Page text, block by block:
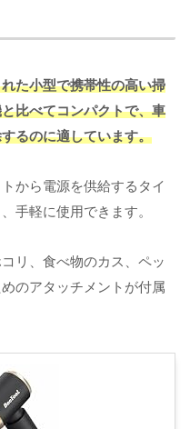
た小型で携帯性の高い掃
比べてコンパクトで、車
るのに適しています。
から電源を供給するタイ
手軽に使用できます。
リ、食べ物のカス、ペッ
のアタッチメントが付属